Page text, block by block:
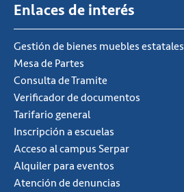
Enlaces de interés
Gestión de bienes muebles estatales
Mesa de Partes
Consulta de Tramite
Verificador de documentos
Tarifario general
Inscripción a escuelas
Acceso al campus Serpar
Alquiler para eventos
Atención de denuncias